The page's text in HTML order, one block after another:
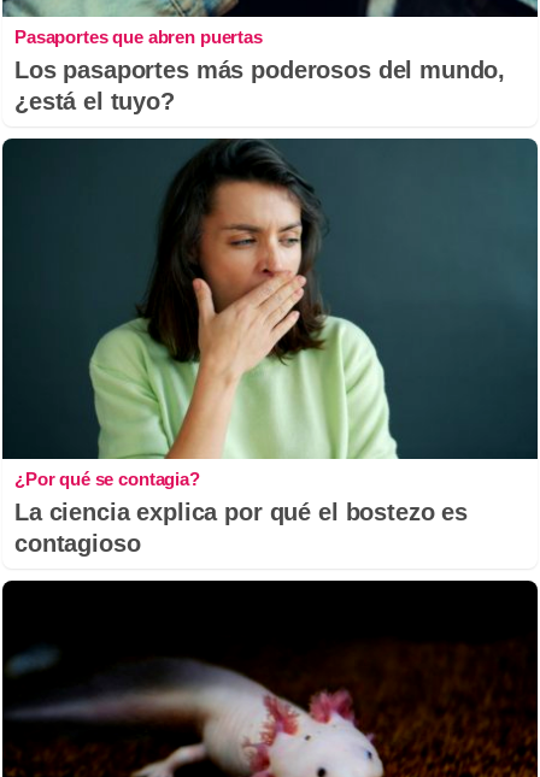
Pasaportes que abren puertas
Los pasaportes más poderosos del mundo,
¿está el tuyo?
¿Por qué se contagia?
La ciencia explica por qué el bostezo es
contagioso